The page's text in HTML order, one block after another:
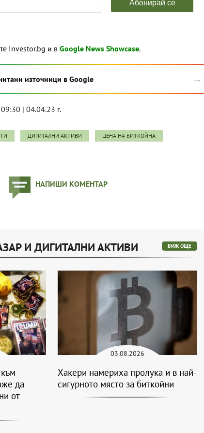
Investor.bg и в Google News Showcase.
източници в Google →
09:30 | 04.04.23 г.
ДИГИТАЛНИ АКТИВИ ЦЕНА НА БИТКОЙНА
НАПИШИ КОМЕНТАР
И ДИГИТАЛНИ АКТИВИ ВИЖ ОЩЕ
да
от
03.08.2026
Хакери намериха пролука и в най-
сигурното място за биткойни